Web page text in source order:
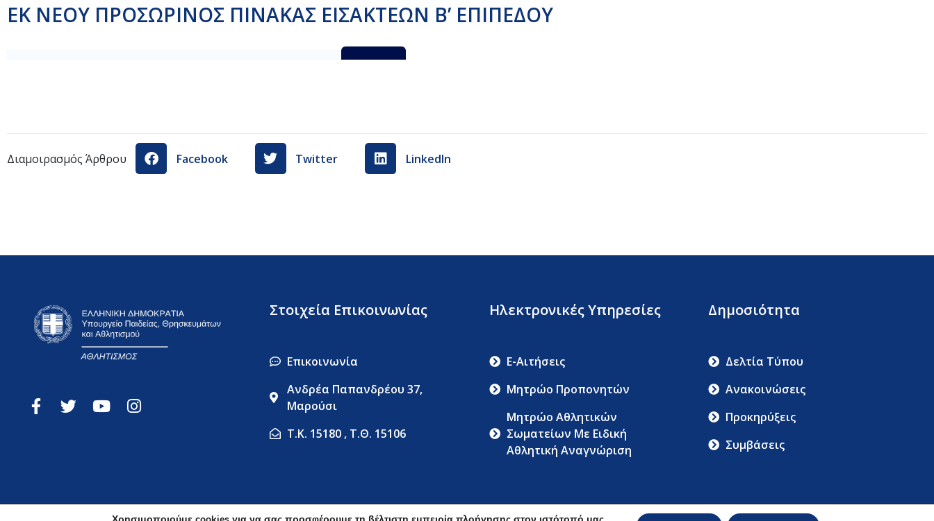
ΕΚ ΝΕΟΥ ΠΡΟΣΩΡΙΝΟΣ ΠΙΝΑΚΑΣ ΕΙΣΑΚΤΕΩΝ Β’ ΕΠΙΠΕΔΟΥ
Λήψη
Διαμοιρασμός Άρθρου Facebook Twitter LinkedIn
Στοιχεία Επικοινωνίας
Επικοινωνία
Ανδρέα Παπανδρέου 37,
Μαρούσι
Τ.Κ. 15180 , Τ.Θ. 15106
Ηλεκτρονικές Υπηρεσίες
E-Αιτήσεις
Μητρώο Προπονητών
Μητρώο Αθλητικών
Σωματείων Με Ειδική
Αθλητική Αναγνώριση
Δημοσιότητα
Δελτία Τύπου
Ανακοινώσεις
Προκηρύξεις
Συμβάσεις